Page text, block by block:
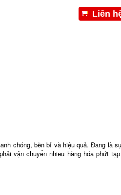
Liên
chóng, bền bỉ và hiệu quả. Đang là
vận chuyển nhiều hàng hóa phứt